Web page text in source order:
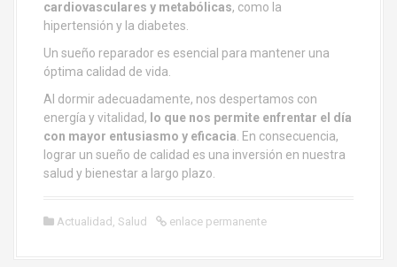
cardiovasculares y metabólicas, como la
hipertensión y la diabetes.
Un sueño reparador es esencial para mantener una
óptima calidad de vida.
Al dormir adecuadamente, nos despertamos con
energía y vitalidad, lo que nos permite enfrentar el día
con mayor entusiasmo y eficacia. En consecuencia,
lograr un sueño de calidad es una inversión en nuestra
salud y bienestar a largo plazo.
Actualidad , Salud enlace permanente